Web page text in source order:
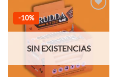
-10%
lista de
SIN EXISTENCIAS